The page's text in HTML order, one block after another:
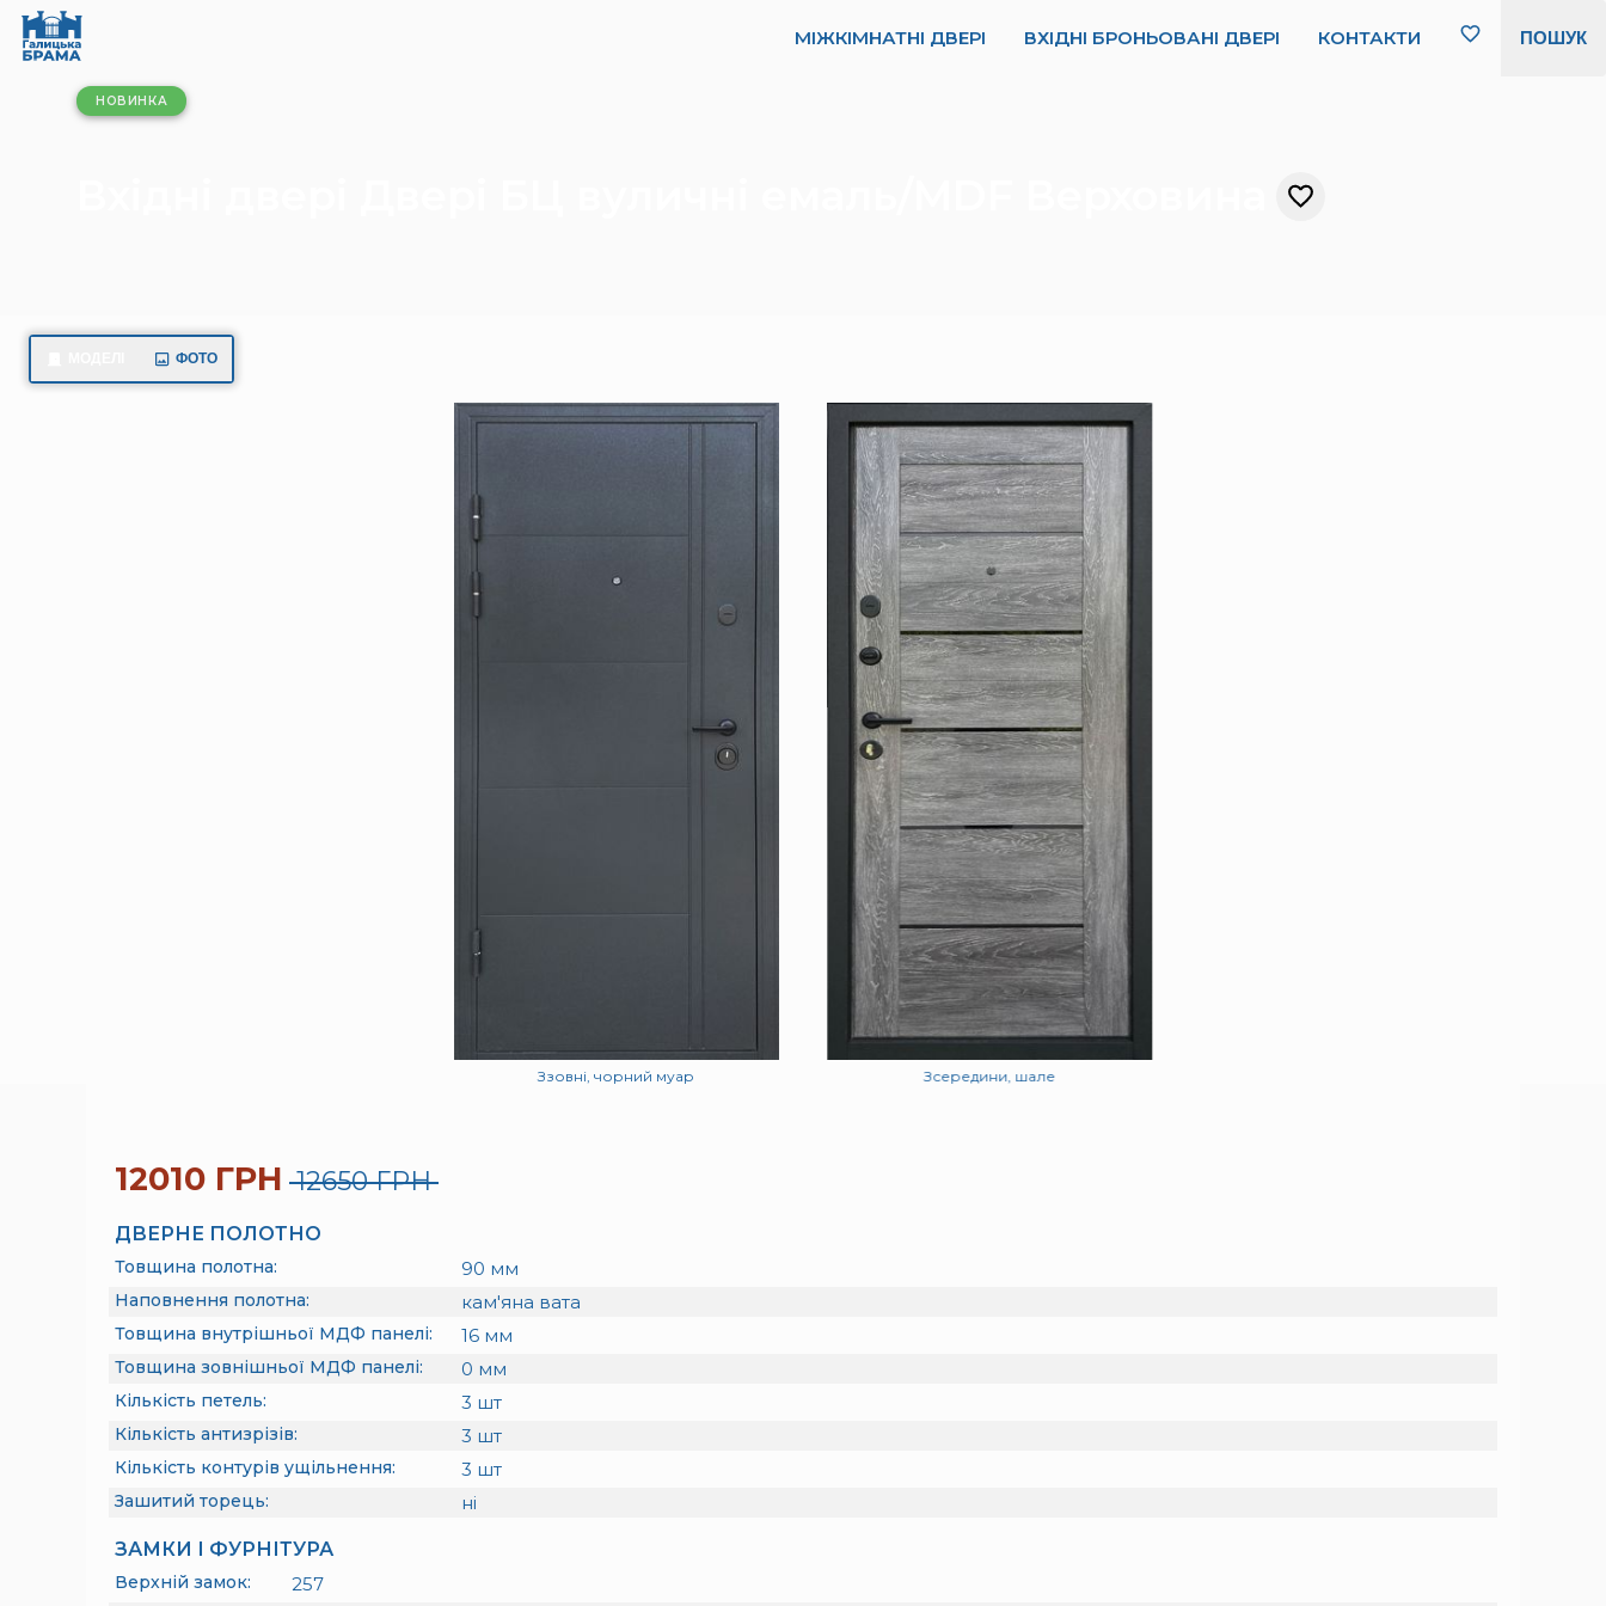
МІЖКІМНАТНІ ДВЕРІ ВХІДНІ БРОНЬОВАНІ ДВЕРІ КОНТАКТИ ПОШУК
НОВИНКА
ФОТО
Ззовні, чорний муар Зсередини, шале
12010 ГРН 12650 ГРН
ДВЕРНЕ ПОЛОТНО
Товщина полотна: 90 мм
Наповнення полотна: кам'яна вата
Товщина внутрішньої МДФ панелі: 16 мм
Товщина зовнішньої МДФ панелі: 0 мм
Кількість петель: 3 шт
Кількість антизрізів: 3 шт
Кількість контурів ущільнення: 3 шт
Зашитий торець: ні
ЗАМКИ І ФУРНІТУРА
Верхній замок: 257